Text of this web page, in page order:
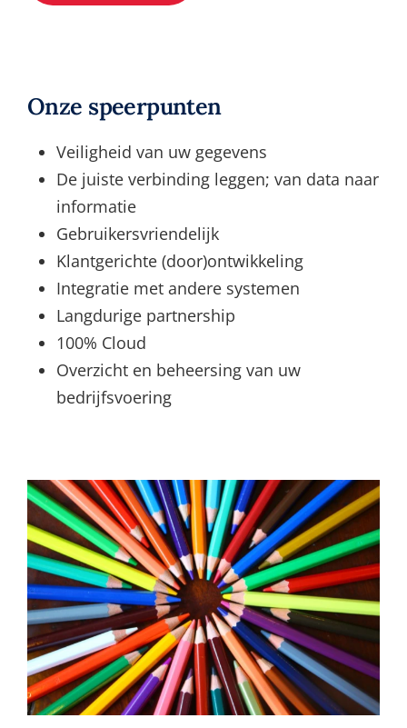
Onze speerpunten
Veiligheid van uw gegevens
De juiste verbinding leggen; van data naar
informatie
Gebruikersvriendelijk
Klantgerichte (door)ontwikkeling
Integratie met andere systemen
Langdurige partnership
100% Cloud
Overzicht en beheersing van uw
bedrijfsvoering